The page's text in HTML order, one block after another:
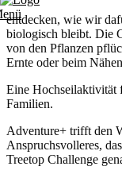
entdecken, wie wir
biologisch bleibt. Die
von den Pflanzen
Ernte oder beim
Eine Hochseilaktivität
Familien.
Adventure+ trifft den
Anspruchsvolleres,
Treetop Challenge